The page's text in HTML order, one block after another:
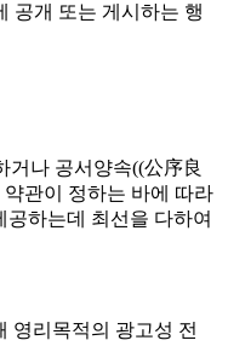
공개 또는 게시하는 행
나 공서양속((公序良
관이 정하는 바에 따라
하는데 최선을 다하여
리목적의 광고성 전